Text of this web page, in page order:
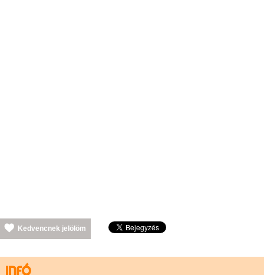
Kedvencnek jelölöm